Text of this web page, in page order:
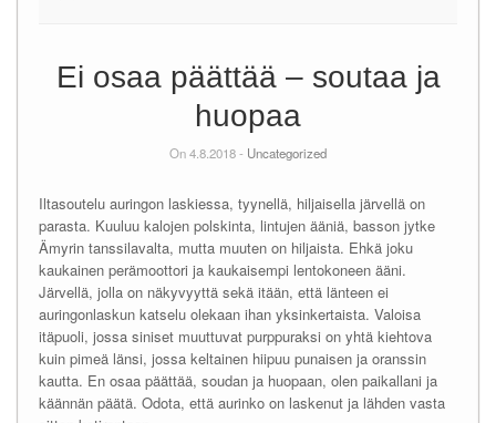
Ei osaa päättää – soutaa ja
huopaa
On 4.8.2018 - Uncategorized
Iltasoutelu auringon laskiessa, tyynellä, hiljaisella järvellä on
parasta. Kuuluu kalojen polskinta, lintujen ääniä, basson jytke
Ämyrin tanssilavalta, mutta muuten on hiljaista. Ehkä joku
kaukainen perämoottori ja kaukaisempi lentokoneen ääni.
Järvellä, jolla on näkyvyyttä sekä itään, että länteen ei
auringonlaskun katselu olekaan ihan yksinkertaista. Valoisa
itäpuoli, jossa siniset muuttuvat purppuraksi on yhtä kiehtova
kuin pimeä länsi, jossa keltainen hiipuu punaisen ja oranssin
kautta. En osaa päättää, soudan ja huopaan, olen paikallani ja
käännän päätä. Odota, että aurinko on laskenut ja lähden vasta